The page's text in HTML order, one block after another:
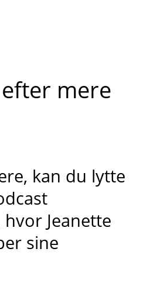
mere
kan du lytte
hvor Jeanette
sine